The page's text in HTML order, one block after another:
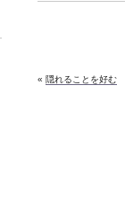
« 隠れることを好む